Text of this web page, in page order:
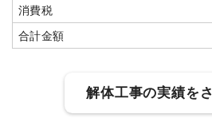
消費税
合計金額
解体工事の実績を